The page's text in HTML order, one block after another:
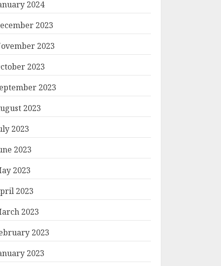
2024
2023
2023
2023
2023
2023
2023
2023
2023
2023
2023
2023
2023